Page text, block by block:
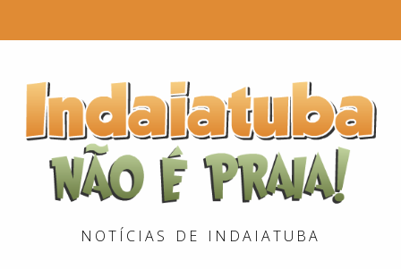
NOTÍCIAS DE INDAIATUBA